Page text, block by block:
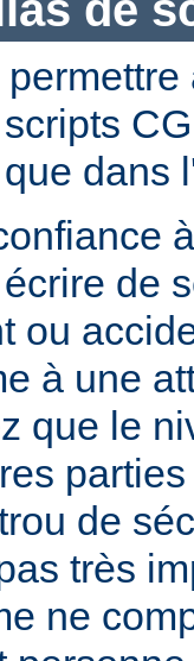
dans
de
ou
à une
que le
de
très
ne